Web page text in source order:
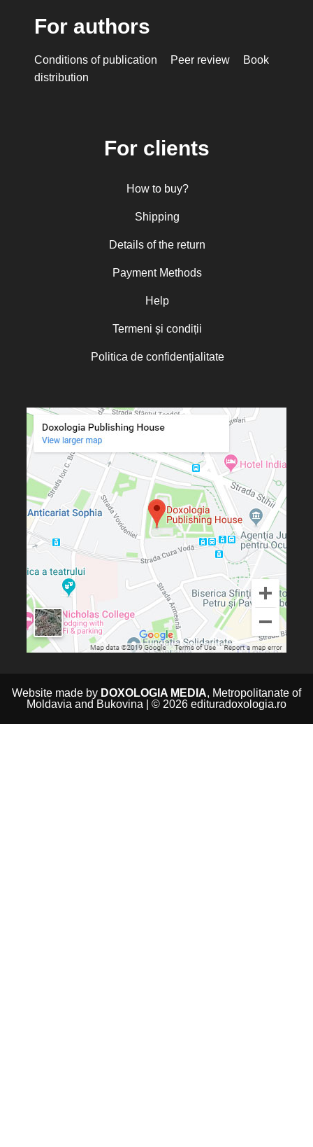
For authors
Conditions of publication Peer review
Book
distribution
For clients
How to buy?
Shipping
Details of the return
Payment Methods
Help
Termeni și condiții
Politica de confidențialitate
Website made by DOXOLOGIA MEDIA, Metropolitanate of
Moldavia and Bukovina | © 2026 edituradoxologia.ro